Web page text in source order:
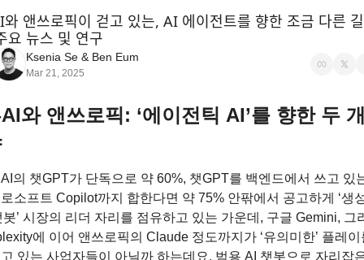
Global AI Affairs
앤쓰로픽이 걷고 있는, AI 에이전트를 향한 조금 다른
뉴스 및 연구
Ksenia Se & Ben Eum
Mar 21, 2025
와 앤쓰로픽: ‘에이전틱 AI’를 향한 두
의 챗GPT가 단독으로 약 60%, 챗GPT를 백엔드에서 쓰고 있
소프트 Copilot까지 합한다면 약 75% 안팎에서 공고하게 ‘생
봇’ 시장의 리더 자리를 점유하고 있는 가운데, 구글 Gemini, 그
에 이어 앤쓰로픽의 Claude 정도까지가 ‘유의미한’ 플레이
있는 사업자들이 아닐까 하는데요. 범용 AI 챗봇으로 자리잡